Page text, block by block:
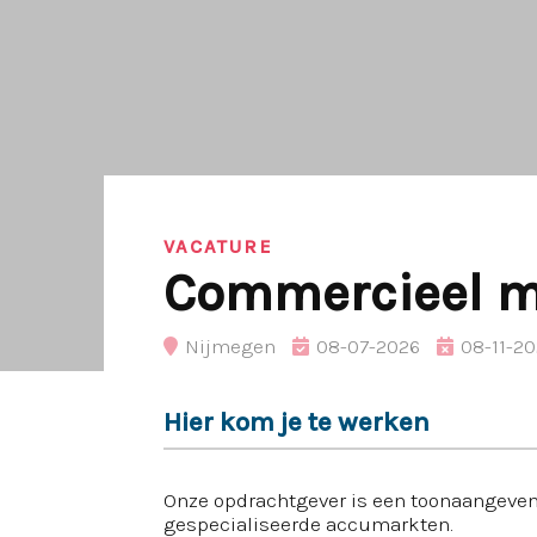
VACATURE
Commercieel
Nijmegen 08-07-2026 08-11-
Hier kom je te werken
Onze opdrachtgever is een
gespecialiseerde accumarkten.